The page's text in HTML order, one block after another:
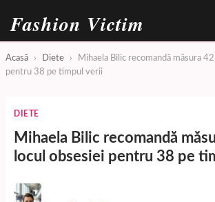
Fashion Victim
Acasă › Diete ›
Mihaela Bilic recomandă măsura
pentru 38 pe timpul verii
DIETE
Mihaela Bilic recomandă
locul obsesiei pentru 38 pe